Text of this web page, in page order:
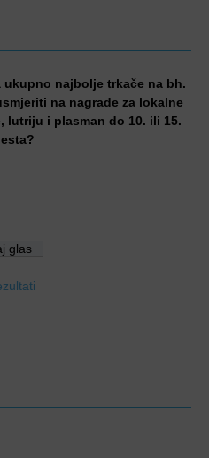
ukupno najbolje trkače na bh.
na nagrade za lokalne
lutriju i plasman do 10. ili 15.